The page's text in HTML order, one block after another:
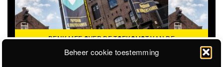
Beheer cookie toestemming
DENK MEE OVER DE TOEKOMST VAN DE
KROEPOEKFABRIEK